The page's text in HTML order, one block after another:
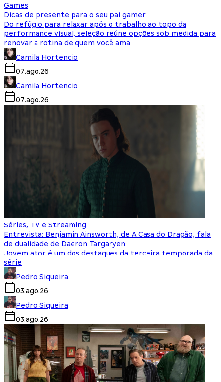
Games
Dicas de presente para o seu pai gamer
Do refúgio para relaxar após o trabalho ao topo da
performance visual, seleção reúne opções sob medida para
renovar a rotina de quem você ama
Camila Hortencio
07.ago.26
Camila Hortencio
07.ago.26
Séries, TV e Streaming
Entrevista: Benjamin Ainsworth, de A Casa do Dragão, fala
de dualidade de Daeron Targaryen
Jovem ator é um dos destaques da terceira temporada da
série
Pedro Siqueira
03.ago.26
Pedro Siqueira
03.ago.26